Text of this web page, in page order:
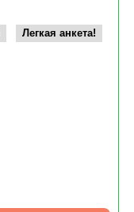
Легкая анкета!